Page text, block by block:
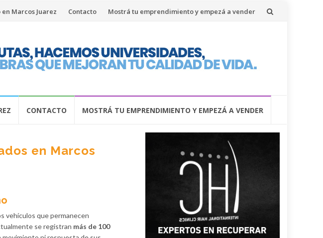
Marcos Juarez Contacto Mostrá tu emprendimiento y empezá a vender
CONTACTO MOSTRÁ TU EMPRENDIMIENTO Y EMPEZÁ A VENDER
en Marcos
vehículos que permanecen
se registran más de 100